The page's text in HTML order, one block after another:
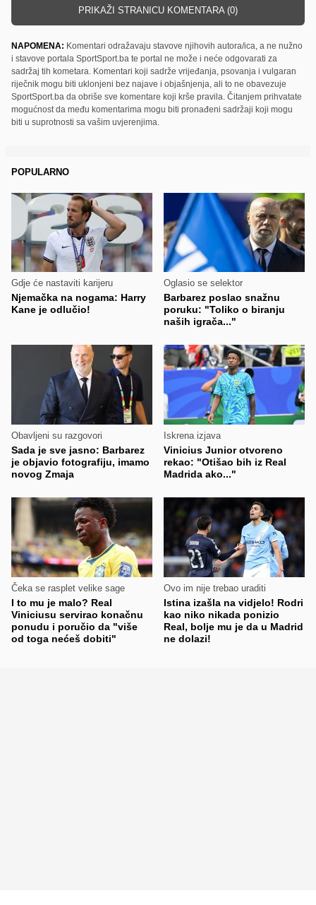
PRIKAŽI STRANICU KOMENTARA (0)
NAPOMENA: Komentari odražavaju stavove njihovih autora/ica, a ne nužno
i stavove portala SportSport.ba te portal ne može i neće odgovarati za
sadržaj tih kometara. Komentari koji sadrže vrijeđanja, psovanja i vulgaran
riječnik mogu biti uklonjeni bez najave i objašnjenja, ali to ne obavezuje
SportSport.ba da obriše sve komentare koji krše pravila. Čitanjem prihvatate
mogućnost da među komentarima mogu biti pronađeni sadržaji koji mogu
biti u suprotnosti sa vašim uvjerenjima.
POPULARNO
Gdje će nastaviti karijeru
Njemačka na nogama: Harry
Kane je odlučio!
Oglasio se selektor
Barbarez poslao snažnu
poruku: "Toliko o biranju
naših igrača..."
Obavljeni su razgovori
Sada je sve jasno: Barbarez
je objavio fotografiju, imamo
novog Zmaja
Iskrena izjava
Vinicius Junior otvoreno
rekao: "Otišao bih iz Real
Madrida ako..."
Čeka se rasplet velike sage
I to mu je malo? Real
Viniciusu servirao konačnu
ponudu i poručio da "više
od toga nećeš dobiti"
Ovo im nije trebao uraditi
Istina izašla na vidjelo! Rodri
kao niko nikada ponizio
Real, bolje mu je da u Madrid
ne dolazi!